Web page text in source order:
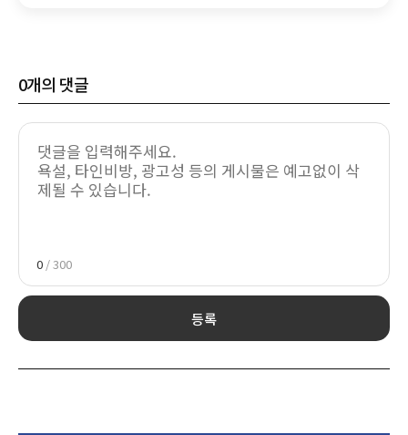
0개의 댓글
0 / 300
등록